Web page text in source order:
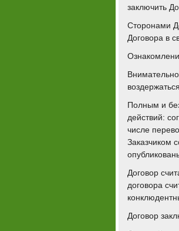
заключить
Сторонами
Договора в
Полным и
действий:
числе
Заказчиком
Договор
договора
Договор